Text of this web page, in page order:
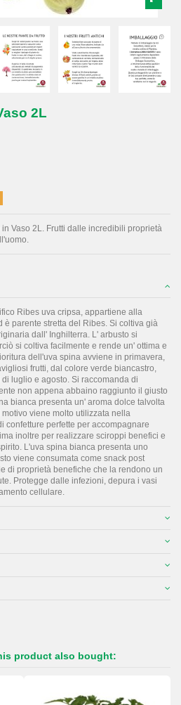
2L
Vaso 2L. Frutti dalle incredibili proprietà
Ribes uva cripsa, appartiene alla
parente stretta del Ribes. Si coltiva già
dall' Inghilterra. L' arbusto si
si coltiva facilmente e rende un' ottima e
dell'uva spina avviene in primavera,
frutti, dal colore verde biancastro,
luglio e agosto. Si raccomanda di
non appena abbaino raggiunto il giusto
bianca presenta un' aroma dolce talvolta
viene molto utilizzata nella
confetture perfette per accompagnare
inoltre per realizzare sciroppi benefici e
L'uva spina bianca presenta uno
viene consumata come snack post
di proprietà benefiche che la rendono un
Protegge dalle infezioni, depura i vasi
cellulare.
product also bought: